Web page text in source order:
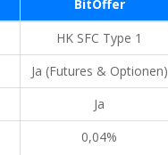
BitOffer
HK SFC Type 1
Ja (Futures & Optionen)
Ja
0,04%